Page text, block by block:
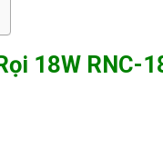
18W RNC-